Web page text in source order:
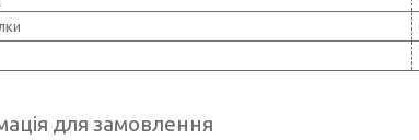
для замовлення